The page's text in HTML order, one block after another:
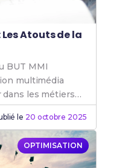
Les Atouts de la
BUT MMI
multimédia
les métiers
Rejoins le BUT
le 20 octobre 2025
OPTIMISATION